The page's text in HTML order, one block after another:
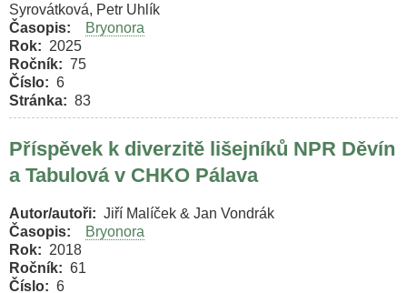
Syrovátková, Petr Uhlík
Časopis
Bryonora
Rok
2025
Ročník
75
Číslo
6
Stránka
83
Příspěvek k diverzitě lišejníků NPR Děvín
a Tabulová v CHKO Pálava
Autor/autoři
Jiří Malíček & Jan Vondrák
Časopis
Bryonora
Rok
2018
Ročník
61
Číslo
6